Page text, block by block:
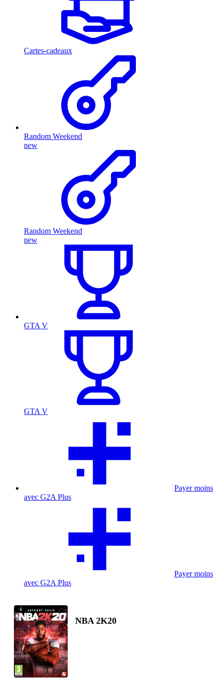
Cartes-cadeaux
Random Weekend
new
Random Weekend
new
GTA V
GTA V
Payer moins
avec G2A Plus
Payer moins
avec G2A Plus
NBA 2K20